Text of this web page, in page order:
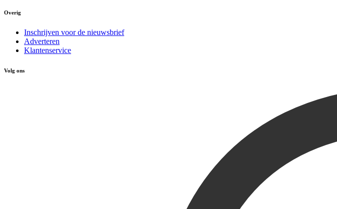
Overig
Inschrijven voor de nieuwsbrief
Adverteren
Klantenservice
Volg ons